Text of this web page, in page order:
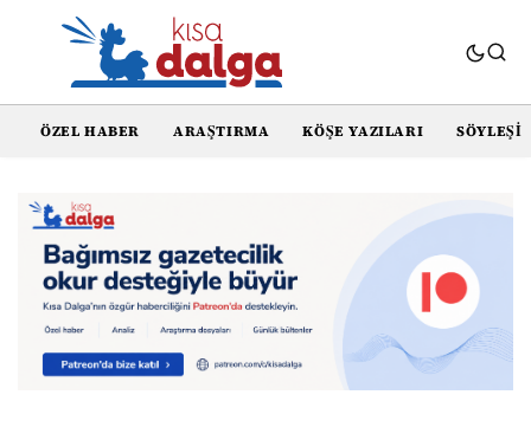
ÖZEL HABER ARAŞTIRMA KÖŞE YAZILARI SÖYLEŞI